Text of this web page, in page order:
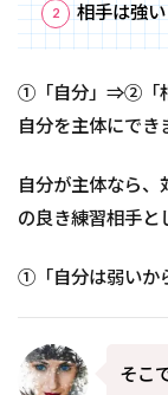
相手は強い
①「自分」⇒②「相
自分を主体にでき
自分が主体なら、
の良き練習相手と
①「自分は弱いか
そこ